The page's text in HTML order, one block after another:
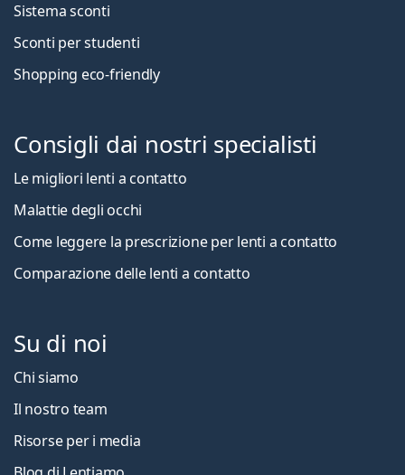
Sistema sconti
Sconti per studenti
Shopping eco-friendly
Consigli dai nostri specialisti
Le migliori lenti a contatto
Malattie degli occhi
Come leggere la prescrizione per lenti a contatto
Comparazione delle lenti a contatto
Su di noi
Chi siamo
Il nostro team
Risorse per i media